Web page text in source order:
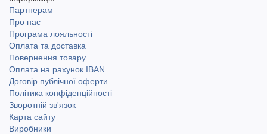
Партнерам
Про нас
Програма лояльності
Оплата та доставка
Повернення товару
Оплата на рахунок IBAN
Договір публічної оферти
Політика конфіденційності
Зворотній зв'язок
Карта сайту
Виробники